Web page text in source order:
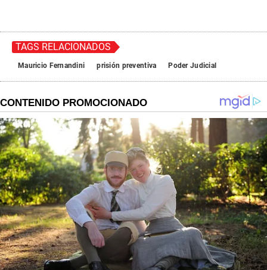
TAGS RELACIONADOS
Mauricio Fernandini prisión preventiva Poder Judicial